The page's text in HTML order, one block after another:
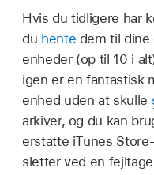
Hvis du tidligere har
du hente dem til dine
enheder (op til 10 i
igen er en fantastisk
enhed uden at skulle
arkiver, og du kan
erstatte iTunes
sletter ved en